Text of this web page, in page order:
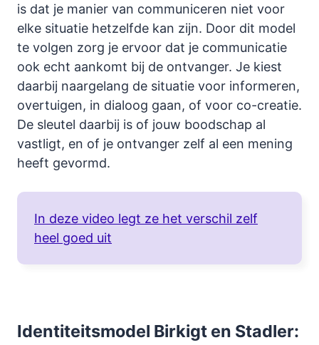
is dat je manier van communiceren niet voor
elke situatie hetzelfde kan zijn. Door dit model
te volgen zorg je ervoor dat je communicatie
ook echt aankomt bij de ontvanger. Je kiest
daarbij naargelang de situatie voor informeren,
overtuigen, in dialoog gaan, of voor co-creatie.
De sleutel daarbij is of jouw boodschap al
vastligt, en of je ontvanger zelf al een mening
heeft gevormd.
In deze video legt ze het verschil zelf
heel goed uit
Identiteitsmodel Birkigt en Stadler: